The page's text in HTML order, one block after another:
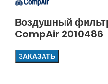
Воздушный
CompAir 2010486
ЗАКАЗАТЬ